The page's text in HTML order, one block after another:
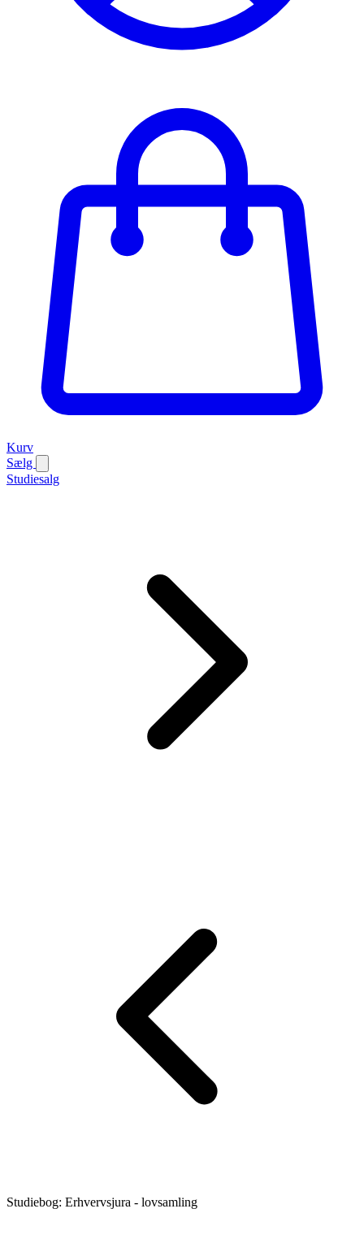
Kurv
Sælg
Studiesalg
Studiebog: Erhvervsjura - lovsamling